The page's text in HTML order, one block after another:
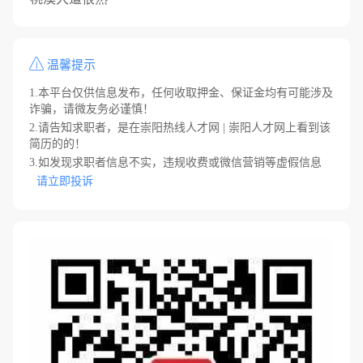
温馨提示
1.本平台仅供信息发布，任何收取押金、保证金均有可能涉及
诈骗，请微友务必谨慎！
2.请告知求职者，是在崇阳热线人才网 | 崇阳人才网上看到该
简历的的！
3.如发现求职者信息不实，违规收费或微信营销等虚假信息
请立即投诉